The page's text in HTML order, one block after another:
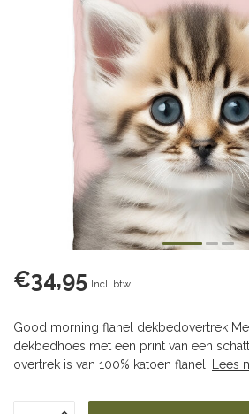
€34,95 Incl. btw
Good morning flanel dekbedovertrek
dekbedhoes met een print van een
overtrek is van 100% katoen flanel.
Lees